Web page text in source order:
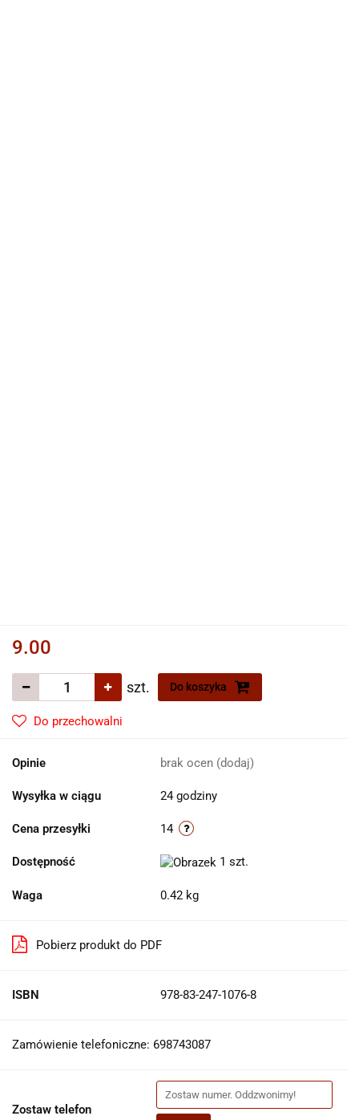
9.00
szt. Do koszyka
Do przechowalni
Opinie brak ocen (dodaj)
Wysyłka w ciągu 24 godziny
Cena przesyłki 14
Dostępność 1 szt.
Waga 0.42 kg
Pobierz produkt do PDF
ISBN 978-83-247-1076-8
Zamówienie telefoniczne: 698743087
Zostaw telefon